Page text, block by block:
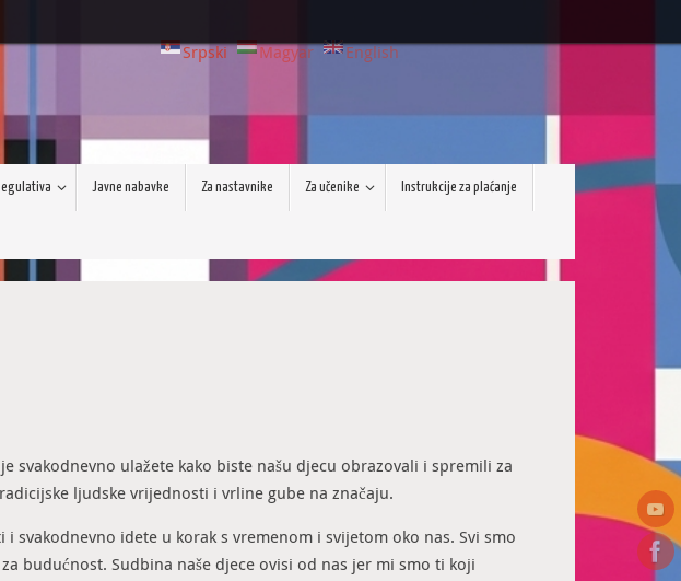
Srpski Magyar English
Javne nabavke Za nastavnike Za učenike Instrukcije za plaćanje
svakodnevno ulažete kako biste našu djecu obrazovali i spremili za
ljudske vrijednosti i vrline gube na značaju.
idete u korak s vremenom i svijetom oko nas. Svi smo
budućnost. Sudbina naše djece ovisi od nas jer mi smo ti koji